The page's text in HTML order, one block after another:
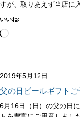
すが、取りあえず当店に
いいね:
読
み
中…
2019年5月12日
父の日ビールギフトご
6月16日（日）の父の日